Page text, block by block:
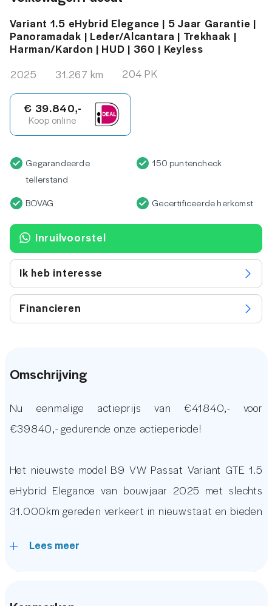
Variant 1.5 eHybrid Elegance | 5 Jaar Garantie |
Panoramadak | Leder/Alcantara | Trekhaak |
Harman/Kardon | HUD | 360 | Keyless
2025
31.267 km 204 PK
€ 39.840,-
Koop online
Gegarandeerde
tellerstand
150 puntencheck
BOVAG Gecertificeerde herkomst
Inruilvoorstel
Ik heb interesse
Financieren
Omschrijving
Nu eenmalige actieprijs van €41840,- voor
€39840,- gedurende onze actieperiode!
Het nieuwste model B9 VW Passat Variant GTE 1.5
eHybrid Elegance van bouwjaar 2025 met slechts
31.000km gereden verkeert in nieuwstaat en bieden
uitgerust met luxe opties zoals een Groot Glazen
Panoramadak, Harman/Kardon Premium Audio, Luxe
Lees meer